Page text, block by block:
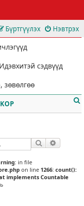
Нэвтрэх
Бүртгүүлэх
Идэвхитэй сэдвүүд
зөвөлгөө
Хайлт
: in file
on line 1266: count():
implements Countable